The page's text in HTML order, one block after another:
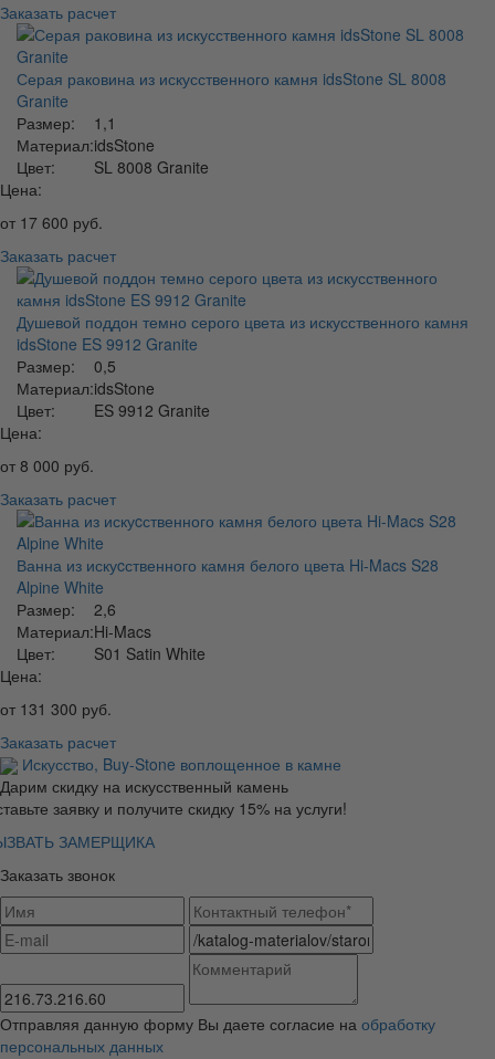
Заказать расчет
Серая раковина из искусственного камня idsStone SL 8008
Granite
Размер:
1,1
Материал:idsStone
Цвет:
SL 8008 Granite
Цена:
от 17 600 руб.
Заказать расчет
Душевой поддон темно серого цвета из искусственного камня
idsStone ES 9912 Granite
Размер:
0,5
Материал:idsStone
Цвет:
ES 9912 Granite
Цена:
от 8 000 руб.
Заказать расчет
Ванна из искуcственного камня белого цвета Hi-Macs S28
Alpine White
Размер:
2,6
Материал:Hi-Macs
Цвет:
S01 Satin White
Цена:
от 131 300 руб.
Заказать расчет
Искусство, Buy-Stone воплощенное в камне
Дарим скидку на искусственный камень
заявку и получите скидку 15% на услуги!
ЗАМЕРЩИКА
Заказать звонок
Отправляя данную форму Вы даете согласие на обработку
персональных данных